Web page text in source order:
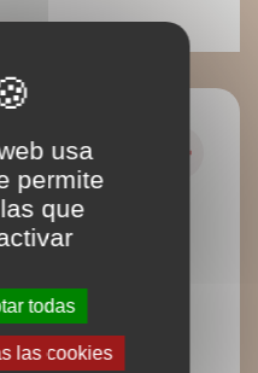
usa
permite
que
todas
las cookies